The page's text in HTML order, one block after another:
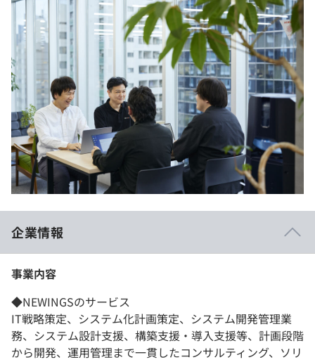
企業情報
事業内容
◆NEWINGSのサービス
IT戦略策定、システム化計画策定、システム開発管理業
務、システム設計支援、構築支援・導入支援等、計画段階
から開発、運用管理まで一貫したコンサルティング、ソリ